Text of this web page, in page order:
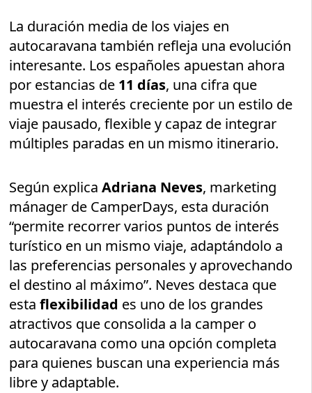
La duración media de los viajes en
autocaravana también refleja una evolución
interesante. Los españoles apuestan ahora
por estancias de 11 días, una cifra que
muestra el interés creciente por un estilo de
viaje pausado, flexible y capaz de integrar
múltiples paradas en un mismo itinerario.
Según explicaAdriana Neves, marketing
mánager de CamperDays, esta duración
“permite recorrer varios puntos de interés
turístico en un mismo viaje, adaptándolo a
las preferencias personales y aprovechando
el destino al máximo”. Neves destaca que
estaflexibilidad es uno de los grandes
atractivos que consolida a la camper o
autocaravana como una opción completa
para quienes buscan una experiencia más
libre y adaptable.